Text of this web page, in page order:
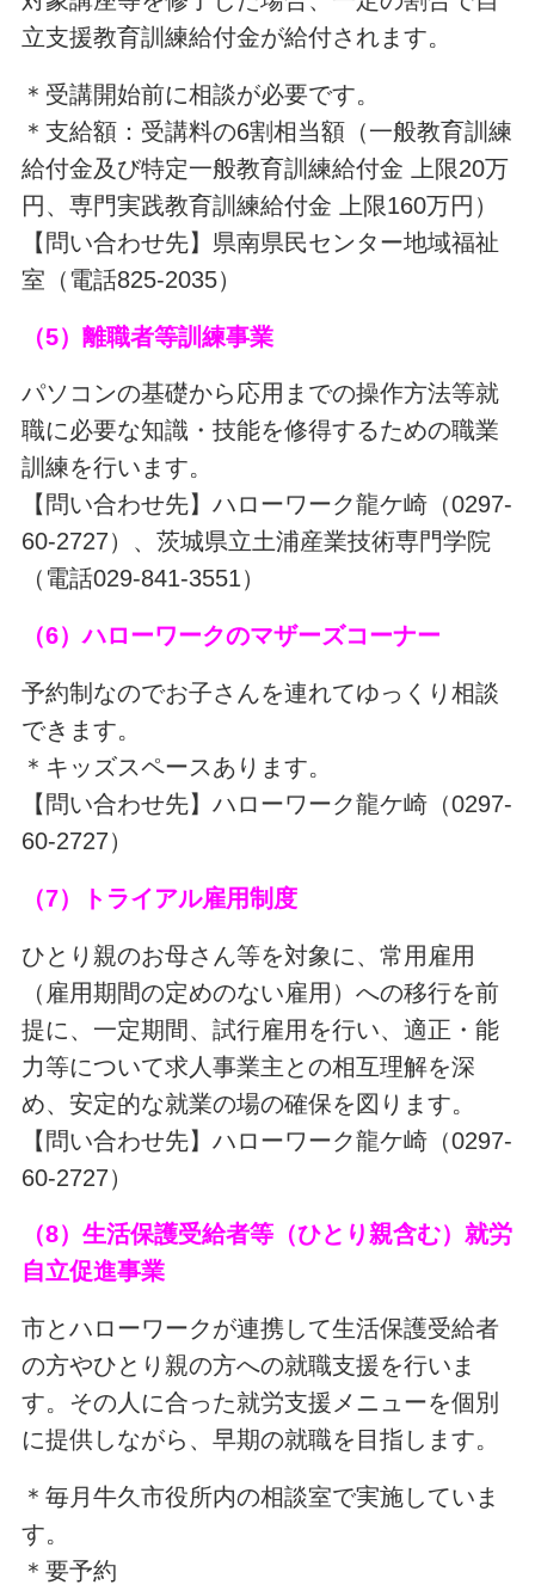
立支援教育訓練給付金が給付されます。
＊受講開始前に相談が必要です。
＊支給額：受講料の6割相当額（一般教育訓練
給付金及び特定一般教育訓練給付金 上限20万
円、専門実践教育訓練給付金 上限160万円）
【問い合わせ先】県南県民センター地域福祉
室（電話825-2035）
（5）離職者等訓練事業
パソコンの基礎から応用までの操作方法等就
職に必要な知識・技能を修得するための職業
訓練を行います。
【問い合わせ先】ハローワーク龍ケ崎（0297-
60-2727）、茨城県立土浦産業技術専門学院
（電話029-841-3551）
（6）ハローワークのマザーズコーナー
予約制なのでお子さんを連れてゆっくり相談
できます。
＊キッズスペースあります。
【問い合わせ先】ハローワーク龍ケ崎（0297-
60-2727）
（7）トライアル雇用制度
ひとり親のお母さん等を対象に、常用雇用
（雇用期間の定めのない雇用）への移行を前
提に、一定期間、試行雇用を行い、適正・能
力等について求人事業主との相互理解を深
め、安定的な就業の場の確保を図ります。
【問い合わせ先】ハローワーク龍ケ崎（0297-
60-2727）
（8）生活保護受給者等（ひとり親含む）就労
自立促進事業
市とハローワークが連携して生活保護受給者
の方やひとり親の方への就職支援を行いま
す。その人に合った就労支援メニューを個別
に提供しながら、早期の就職を目指します。
＊毎月牛久市役所内の相談室で実施していま
す。
＊要予約